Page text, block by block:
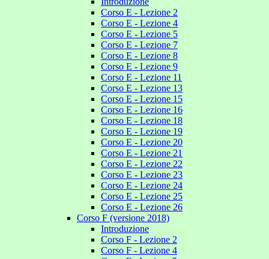
Corso E - Lezione 2
Corso E - Lezione 4
Corso E - Lezione 5
Corso E - Lezione 7
Corso E - Lezione 8
Corso E - Lezione 9
Corso E - Lezione 11
Corso E - Lezione 13
Corso E - Lezione 15
Corso E - Lezione 16
Corso E - Lezione 18
Corso E - Lezione 19
Corso E - Lezione 20
Corso E - Lezione 21
Corso E - Lezione 22
Corso E - Lezione 23
Corso E - Lezione 24
Corso E - Lezione 25
Corso E - Lezione 26
Corso F (versione 2018)
Introduzione
Corso F - Lezione 2
Corso F - Lezione 4